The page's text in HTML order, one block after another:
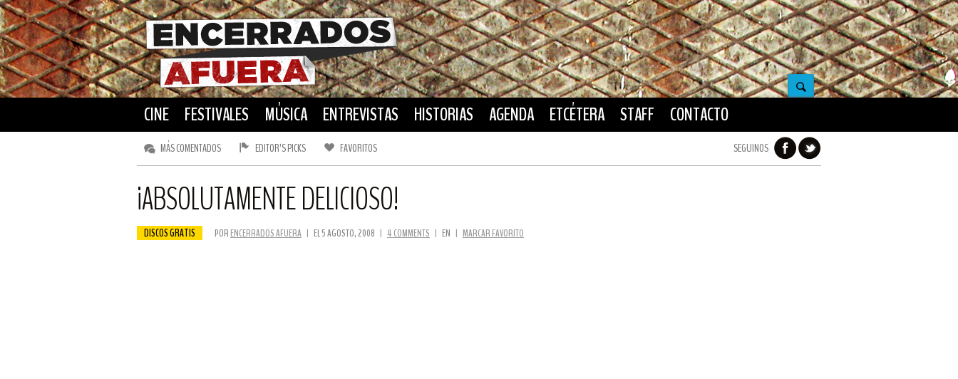
CINE FESTIVALES MÚSICA ENTREVISTAS HISTORIAS AGENDA ETCÉTERA STAFF CONTACTO
SEGUINOS
MÁS COMENTADOS EDITOR’S PICKS FAVORITOS
¡ABSOLUTAMENTE DELICIOSO!
DISCOS GRATIS POR ENCERRADOS AFUERA | EL 5 AGOSTO, 2008 | 4 COMMENTS | EN | MARCAR FAVORITO